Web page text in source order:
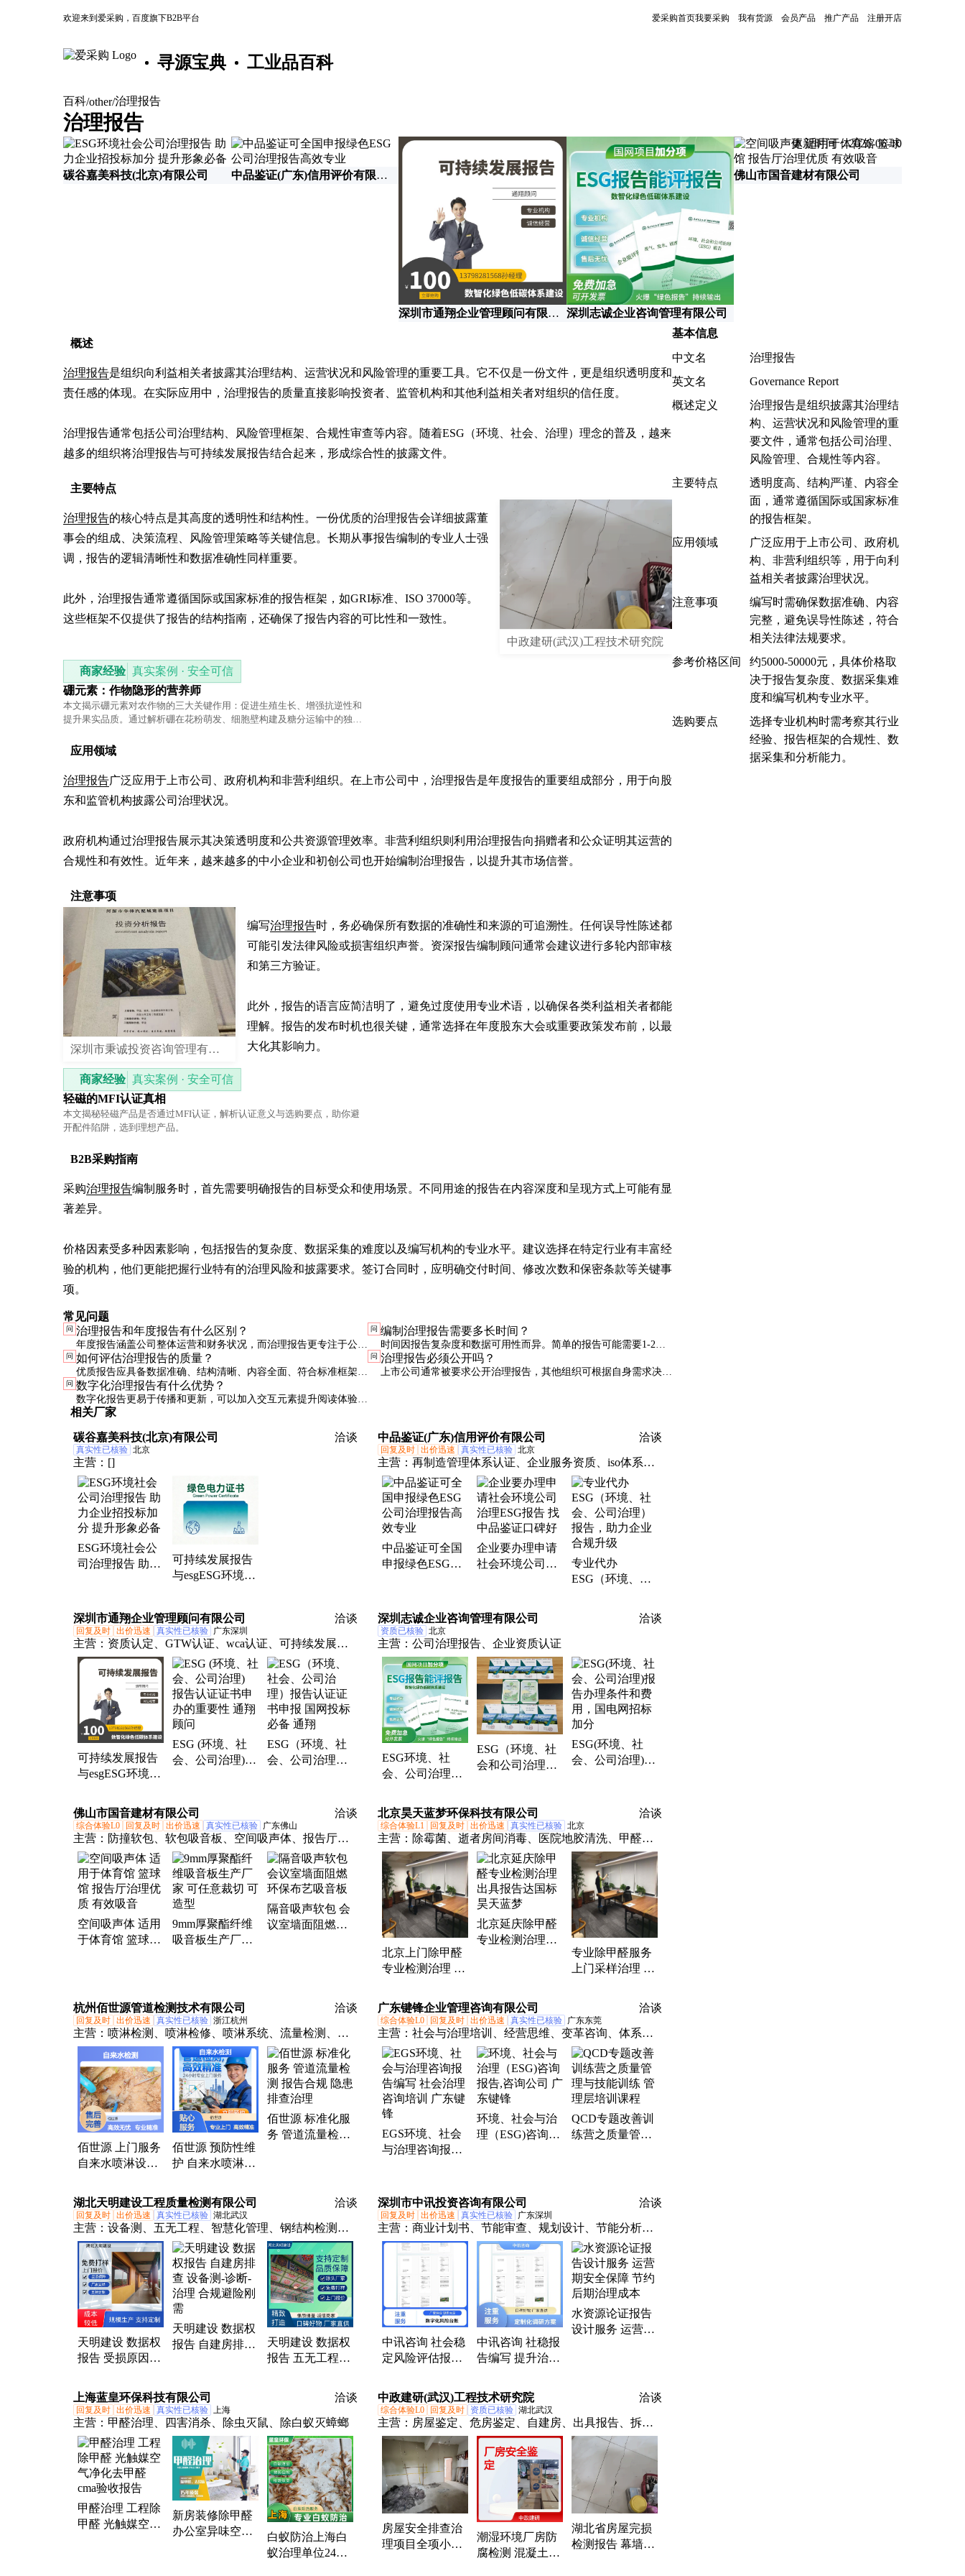
欢迎来到爱采购，百度旗下B2B平台 爱采购首页我要采购 我有货源 会员产品 推广产品 注册开店
寻源宝典 工业品百科
百科/other/治理报告
治理报告
更新时间：2026-06-10
碳谷嘉美科技(北京)有限公司 中品鉴证(广东)信用评价有限公司
深圳市通翔企业管理顾问有限公司 深圳志诚企业咨询管理有限公司
佛山市国音建材有限公司
概述
治理报告是组织向利益相关者披露其治理结构、运营状况和风险管理的重要工具。它不仅是一份文件，更是组织透明度和
责任感的体现。在实际应用中，治理报告的质量直接影响投资者、监管机构和其他利益相关者对组织的信任度。
治理报告通常包括公司治理结构、风险管理框架、合规性审查等内容。随着ESG（环境、社会、治理）理念的普及，越来
越多的组织将治理报告与可持续发展报告结合起来，形成综合性的披露文件。
主要特点
中政建研(武汉)工程技术研究院
治理报告的核心特点是其高度的透明性和结构性。一份优质的治理报告会详细披露董
事会的组成、决策流程、风险管理策略等关键信息。长期从事报告编制的专业人士强
调，报告的逻辑清晰性和数据准确性同样重要。
此外，治理报告通常遵循国际或国家标准的报告框架，如GRI标准、ISO 37000等。
这些框架不仅提供了报告的结构指南，还确保了报告内容的可比性和一致性。
商家经验 真实案例 · 安全可信
硼元素：作物隐形的营养师
本文揭示硼元素对农作物的三大关键作用：促进生殖生长、增强抗逆性和
提升果实品质。通过解析硼在花粉萌发、细胞壁构建及糖分运输中的独特
应用领域
治理报告广泛应用于上市公司、政府机构和非营利组织。在上市公司中，治理报告是年度报告的重要组成部分，用于向股
东和监管机构披露公司治理状况。
政府机构通过治理报告展示其决策透明度和公共资源管理效率。非营利组织则利用治理报告向捐赠者和公众证明其运营的
合规性和有效性。近年来，越来越多的中小企业和初创公司也开始编制治理报告，以提升其市场信誉。
注意事项
深圳市秉诚投资咨询管理有限公司
编写治理报告时，务必确保所有数据的准确性和来源的可追溯性。任何误导性陈述都
可能引发法律风险或损害组织声誉。资深报告编制顾问通常会建议进行多轮内部审核
和第三方验证。
此外，报告的语言应简洁明了，避免过度使用专业术语，以确保各类利益相关者都能
理解。报告的发布时机也很关键，通常选择在年度股东大会或重要政策发布前，以最
大化其影响力。
商家经验 真实案例 · 安全可信
轻磁的MFI认证真相
本文揭秘轻磁产品是否通过MFI认证，解析认证意义与选购要点，助你避
开配件陷阱，选到理想产品。
B2B采购指南
采购治理报告编制服务时，首先需要明确报告的目标受众和使用场景。不同用途的报告在内容深度和呈现方式上可能有显
著差异。
价格因素受多种因素影响，包括报告的复杂度、数据采集的难度以及编写机构的专业水平。建议选择在特定行业有丰富经
验的机构，他们更能把握行业特有的治理风险和披露要求。签订合同时，应明确交付时间、修改次数和保密条款等关键事
项。
常见问题
问 治理报告和年度报告有什么区别？
年度报告涵盖公司整体运营和财务状况，而治理报告更专注于公司
的治理结构、风险管理和合规性。治理报告通常是年度报告的一部
分，但也可能作为独立文件发布。
问 编制治理报告需要多长时间？
时间因报告复杂度和数据可用性而异。简单的报告可能需要1-2个
月，复杂的综合报告可能需要3-6个月。建议提前规划，留出足够
问 如何评估治理报告的质量？
优质报告应具备数据准确、结构清晰、内容全面、符合标准框架等
特点。可以请第三方机构进行评审，或参考同行业优秀报告作为对
标。
问 治理报告必须公开吗？
上市公司通常被要求公开治理报告，其他组织可根据自身需求决
问 数字化治理报告有什么优势？
数字化报告更易于传播和更新，可以加入交互元素提升阅读体验，
也便于数据分析和长期存档。但需注意网络安全和隐私保护问题。
相关厂家
碳谷嘉美科技(北京)有限公司 洽谈
真实性已核验 北京
主营： []
ESG环境社会公
司治理报告 助力
可持续发展报告
与esgESG环境、
中品鉴证(广东)信用评价有限公司 洽谈
回复及时 出价迅速 真实性已核验 北京
主营： 再制造管理体系认证、企业服务资质、iso体系认
证、ESG公司治理报告、服务认证、3A信用证书
中品鉴证可全国
申报绿色ESG公
企业要办理申请
社会环境公司治
专业代办
ESG（环境、社
报告，助力企业
深圳市通翔企业管理顾问有限公司 洽谈
回复及时 出价迅速 真实性已核验 广东深圳
主营： 资质认定、GTW认证、wca认证、可持续发展报
告辅导、ISO体系认证、AEO认证、gmp认证、gsv审
核、验厂自有渠道、GMP认证、BSCI认证、BSCI验厂、
碳资产
可持续发展报告
与esgESG环境、
报告区别 通翔顾
问
ESG (环境、社
会、公司治理)
顾问
ESG（环境、社
会、公司治理）
深圳志诚企业咨询管理有限公司 洽谈
资质已核验 北京
主营： 公司治理报告、企业资质认证
ESG环境、社
会、公司治理报
力网站投标加分
必备
ESG（环境、社
会和公司治理）
ESG(环境、社
会、公司治理)报
佛山市国音建材有限公司 洽谈
综合体验L0 回复及时 出价迅速 真实性已核验 广东佛山
主营： 防撞软包、软包吸音板、空间吸声体、报告厅空
间吸声体厂家、陶铝吸音板、木质吸音板、聚酯纤维吸
音板、隔音板
空间吸声体 适用
于体育馆 篮球馆
9mm厚聚酯纤维
吸音板生产厂家
隔音吸声软包 会
议室墙面阻燃环
北京昊天蓝梦环保科技有限公司 洽谈
综合体验L1 回复及时 出价迅速 真实性已核验 北京
主营： 除霉菌、逝者房间消毒、医院地胶清洗、甲醛治
理、pvc打蜡、机房保洁、空调清洗、地板打蜡、二手房
深度清洁消毒、瓷砖美缝、实验室保洁、高温消毒、新
房除甲醛、水磨石翻新、布艺沙发清洗、大理石结晶、
清洗地毯、地胶打蜡、清洗床垫、开荒保洁、地面清
洗、麻石清洗、大理石翻新、别墅保洁、专业除胶
北京上门除甲醛
专业检测治理 服
检测报告
北京延庆除甲醛
专业检测治理出
专业除甲醛服务
上门采样治理 检
杭州佰世源管道检测技术有限公司
洽谈
回复及时 出价迅速 真实性已核验 浙江杭州
主营： 喷淋检测、喷淋检修、喷淋系统、流量检测、喷
淋保养、泄漏检测、管道检测、喷淋管道、检测维修、
自来水喷淋、检测机器人、喷淋头更换、写字楼喷淋
检、管道焊缝检测、管道缺陷检测、管线定位检测、管
道腐蚀检测、管网健康检测、管道壁厚检测、管网检测
服务、喷淋配件更换、地下管线探测、管道疏通检测、
小区喷淋巡检、喷淋巡检服务
佰世源 上门服务
自来水喷淋设备
患排查治理
佰世源 预防性维
护 自来水喷淋设
隐患排查治理
佰世源 标准化服
务 管道流量检测
广东键锋企业管理咨询有限公司 洽谈
综合体验L0 回复及时 出价迅速 真实性已核验 广东东莞
主营： 社会与治理培训、经营思维、变革咨询、体系认
证服务
EGS环境、社会
与治理咨询报告
环境、社会与治
理（ESG)咨询报
QCD专题改善训
练营之质量管理
湖北天明建设工程质量检测有限公司 洽谈
回复及时 出价迅速 真实性已核验 湖北武汉
主营： 设备测、五无工程、智慧化管理、钢结构检测、
灾害性鉴定、自建房排查、工商年审鉴定、房屋水灾鉴
定、地基基础检测、绿色检测工法、施工周边鉴定、全
生命周期管理
天明建设 数据权
报告 受损原因鉴
治理 合规避险刚
需
天明建设 数据权
报告 自建房排查
天明建设 数据权
报告 五无工程鉴
治理 合规避险刚
深圳市中讯投资咨询有限公司 洽谈
回复及时 出价迅速 真实性已核验 广东深圳
主营： 商业计划书、节能审查、规划设计、节能分析报
告、节能自查报告、可行性研究报告、节能评估报告、
社会稳定风险评估报告、节能验收报告、行业研究报
告、产业研究报告、安全评估、水土保持方案
中讯咨询 社会稳
定风险评估报告
效稳评机制
中讯咨询 社稳报
告编写 提升治理
策略
水资源论证报告
设计服务 运营期
上海蓝皇环保科技有限公司 洽谈
回复及时 出价迅速 真实性已核验 上海
主营： 甲醛治理、四害消杀、除虫灭鼠、除白蚁灭蟑螂
甲醛治理 工程除
甲醛 光触媒空气
新房装修除甲醛
办公室异味空气
白蚁防治上海白
蚁治理单位24小
中政建研(武汉)工程技术研究院 洽谈
综合体验L0 回复及时 资质已核验 湖北武汉
主营： 房屋鉴定、危房鉴定、自建房、出具报告、拆除
重建、承载力检测、加层鉴定、厂房鉴定、养老院、酒
店宾馆、幼儿园、学校
房屋安全排查治
理项目全项小学
潮湿环境厂房防
腐检测 混凝土氯
湖北省房屋完损
检测报告 幕墙安
基本信息
中文名
治理报告
英文名
Governance Report
概述定义
治理报告是组织披露其治理结
构、运营状况和风险管理的重
要文件，通常包括公司治理、
风险管理、合规性等内容。
主要特点
透明度高、结构严谨、内容全
面，通常遵循国际或国家标准
的报告框架。
应用领域
广泛应用于上市公司、政府机
构、非营利组织等，用于向利
益相关者披露治理状况。
注意事项
编写时需确保数据准确、内容
完整，避免误导性陈述，符合
相关法律法规要求。
参考价格区间
约5000-50000元，具体价格取
决于报告复杂度、数据采集难
度和编写机构专业水平。
选购要点
选择专业机构时需考察其行业
经验、报告框架的合规性、数
据采集和分析能力。